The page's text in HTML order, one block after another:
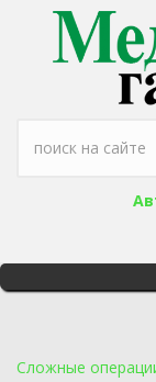
Перейти к
Форма
Сложные